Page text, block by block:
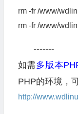
rm -fr /www/
rm -fr /www/
-------
如需多版本
PHP的环境，
http://